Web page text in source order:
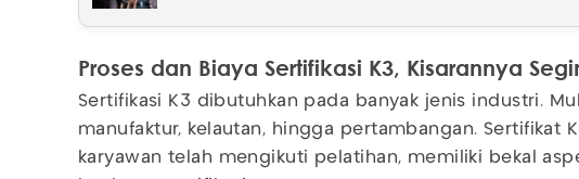
Proses dan Biaya Sertifikasi K3, Kisarannya
Sertifikasi K3 dibutuhkan pada banyak jenis industri.
manufaktur, kelautan, hingga pertambangan. Sertifikat
karyawan telah mengikuti pelatihan, memiliki bekal